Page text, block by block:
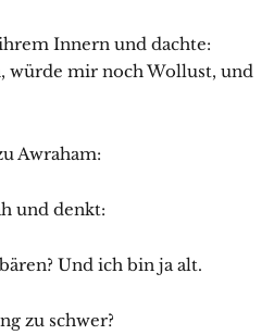
Innern und dachte:
würde mir noch Wollust, und
Awraham:
und denkt:
Und ich bin ja alt.
zu schwer?